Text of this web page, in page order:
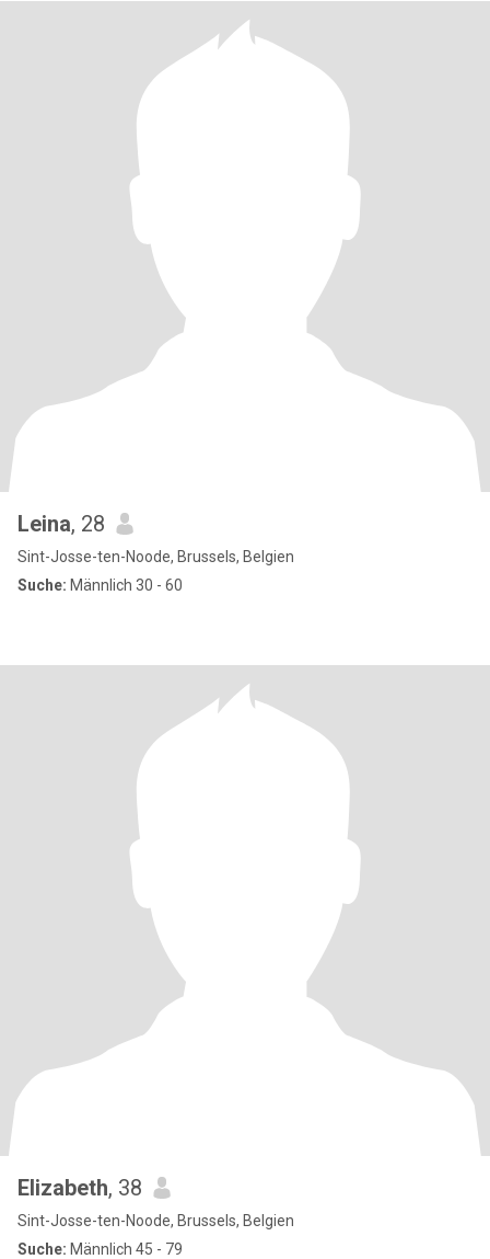
Leina, 28
Sint-Josse-ten-Noode, Brussels, Belgien
Suche: Männlich 30 - 60
Elizabeth, 38
Sint-Josse-ten-Noode, Brussels, Belgien
Suche: Männlich 45 - 79